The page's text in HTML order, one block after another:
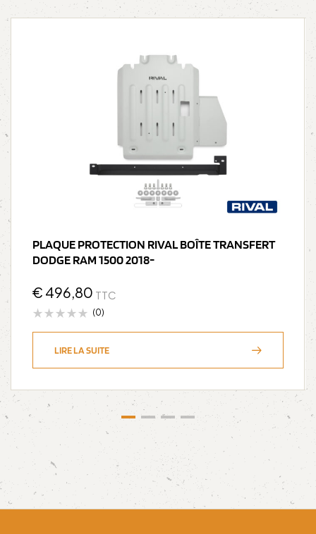
PLAQUE PROTECTION RIVAL BOÎTE TRANSFERT
DODGE RAM 1500 2018-
€ 496,80 TTC
(0)
LIRE LA SUITE